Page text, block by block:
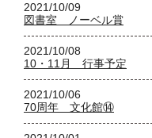
2021/10/09
図書室 ノーベル賞
2021/10/08
10・11月 行事予定
2021/10/06
70周年 文化館⑭